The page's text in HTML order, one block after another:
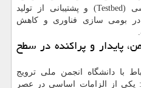
دسترسی به زمینه های آزمایشی (Testbed) و پشتیبانی از تولید
بومی سازی فناوری و کاهش
پایدار و پراکنده در سطح
با دانشگاه انجمن ملی ترویج
یکی از الزامات اساسی در عصر